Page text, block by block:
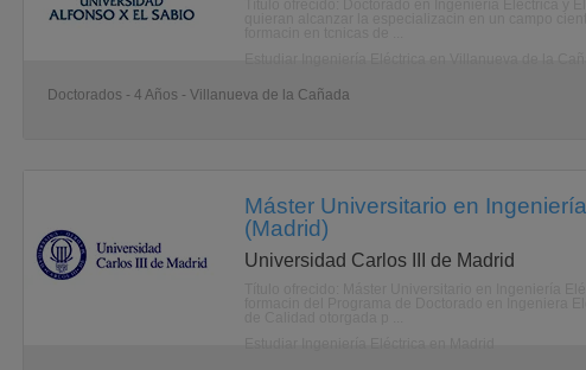
Doctorados - 4 Años - Villanueva de la Cañada
Máster Universitario en
(Madrid)
Universidad Carlos III de Madrid